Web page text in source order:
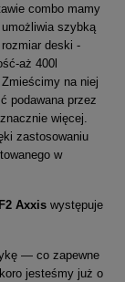
combo mamy
szybką
deski -
aż 400l
na niej
podawana przez
więcej.
zastosowaniu
w
F2 Axxis występuje
— co zapewne
jesteśmy już o